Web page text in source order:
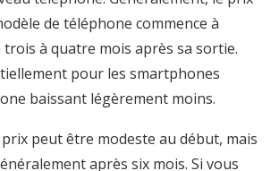
de téléphone commence à
à quatre mois après sa sortie.
pour les smartphones
baissant légèrement moins.
peut être modeste au début, mais
après six mois. Si vous